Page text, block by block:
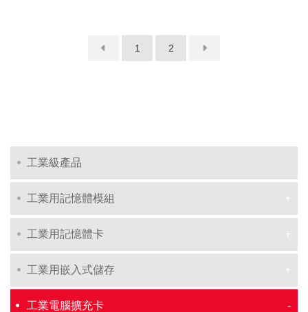
1 2
工業級產品
工業用記憶體模組
工業用記憶體卡
工業用嵌入式儲存
工業電腦擴充卡